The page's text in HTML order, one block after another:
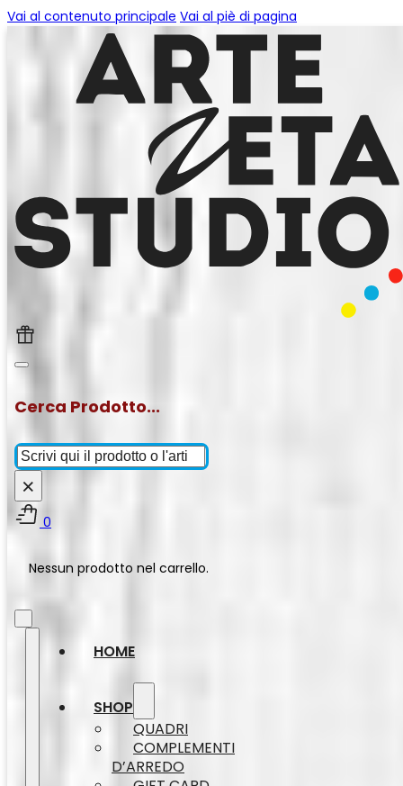
Vai al contenuto principale Vai al piè di pagina
Cerca Prodotto...
Cerca
×
0
Nessun prodotto nel carrello.
HOME
SHOP
QUADRI
COMPLEMENTI
D’ARREDO